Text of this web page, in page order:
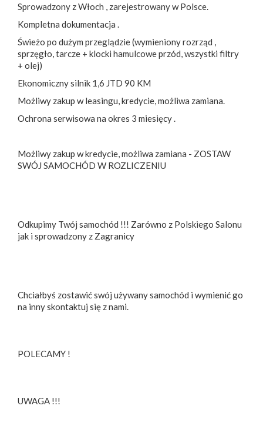
Sprowadzony z Włoch , zarejestrowany w Polsce.
Kompletna dokumentacja .
Świeżo po dużym przeglądzie (wymieniony rozrząd ,
sprzęgło, tarcze + klocki hamulcowe przód, wszystki filtry
+ olej)
Ekonomiczny silnik 1,6 JTD 90 KM
Możliwy zakup w leasingu, kredycie, możliwa zamiana.
Ochrona serwisowa na okres 3 miesięcy .
Możliwy zakup w kredycie, możliwa zamiana - ZOSTAW
SWÓJ SAMOCHÓD W ROZLICZENIU
Odkupimy Twój samochód !!! Zarówno z Polskiego Salonu
jak i sprowadzony z Zagranicy
Chciałbyś zostawić swój używany samochód i wymienić go
na inny skontaktuj się z nami.
POLECAMY !
UWAGA !!!